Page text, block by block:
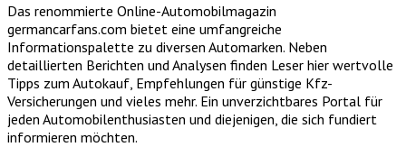
Das renommierte Online-Automobilmagazin
germancarfans.com bietet eine umfangreiche
Informationspalette zu diversen Automarken. Neben
detaillierten Berichten und Analysen finden Leser hier wertvolle
Tipps zum Autokauf, Empfehlungen für günstige Kfz-
Versicherungen und vieles mehr. Ein unverzichtbares Portal für
jeden Automobilenthusiasten und diejenigen, die sich fundiert
informieren möchten.